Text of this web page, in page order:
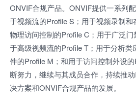
ONVIF合规产品。ONVIF提供一系列
于视频流的Profile S；用于视频录制
物理访问控制的Profile C；用于广泛
于高级视频流的Profile T；用于分析
件的Profile M；和用于访问控制外设
断努力，继续与其成员合作，持续推
决方案和ONVIF合规产品的发展。